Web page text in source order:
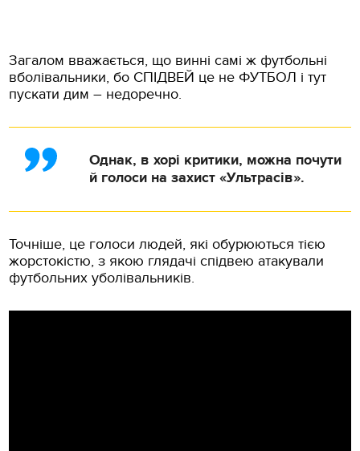
Загалом вважається, що винні самі ж футбольні
вболівальники, бо СПІДВЕЙ це не ФУТБОЛ і тут
пускати дим – недоречно.
Однак, в хорі критики, можна почути
й голоси на захист «Ультрасів».
Точніше, це голоси людей, які обурюються тією
жорстокістю, з якою глядачі спідвею атакували
футбольних уболівальників.